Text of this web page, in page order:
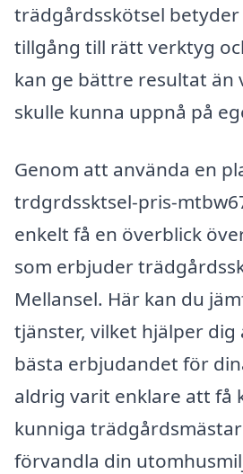
trädgårdsskötsel
tillgång till rätt verktyg
kan ge bättre resultat än
skulle kunna uppnå på
Genom att använda en
trdgrdssktsel-pris-
enkelt få en överblick
som erbjuder
Mellansel. Här kan du
tjänster, vilket hjälper
bästa erbjudandet för
aldrig varit enklare att få
kunniga
förvandla din